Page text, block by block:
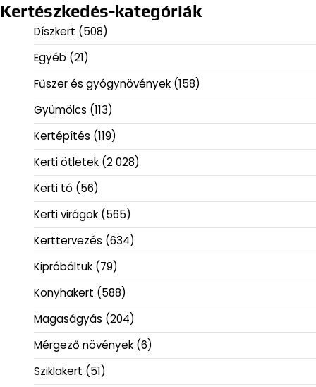
Kertészkedés-kategóriák
Díszkert (508)
Egyéb (21)
Fűszer és gyógynövények (158)
Gyümölcs (113)
Kertépítés (119)
Kerti ötletek (2 028)
Kerti tó (56)
Kerti virágok (565)
Kerttervezés (634)
Kipróbáltuk (79)
Konyhakert (588)
Magaságyás (204)
Mérgező növények (6)
Sziklakert (51)